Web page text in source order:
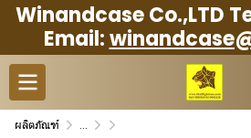
Winandcase Co.,LTD
Email:
ผลิตภัณฑ์ ... Measurement case กล่องใส่